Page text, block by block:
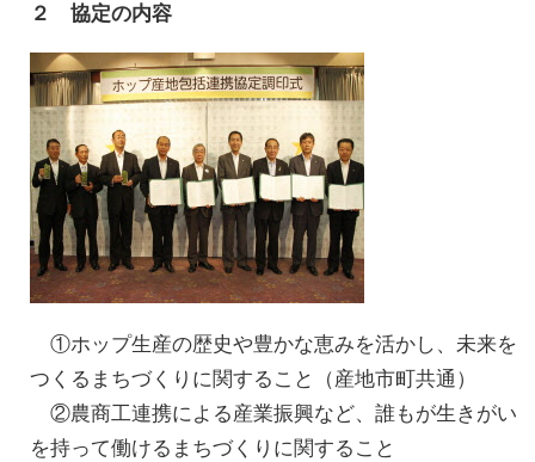
２ 協定の内容
①ホップ生産の歴史や豊かな恵みを活かし、未来を
つくるまちづくりに関すること（産地市町共通）
②農商工連携による産業振興など、誰もが生きがい
を持って働けるまちづくりに関すること